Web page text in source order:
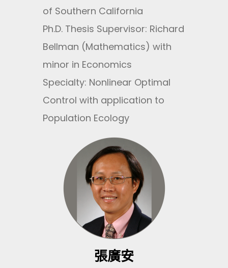
of Southern California
Ph.D. Thesis Supervisor: Richard
Bellman (Mathematics) with
minor in Economics
Specialty: Nonlinear Optimal
Control with application to
Population Ecology
張廣安